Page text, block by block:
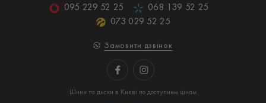
095 229 52 25
068 139 52 25
073 029 52 25
Замовити дзвінок
Шини та диски в Києві по доступним цінам